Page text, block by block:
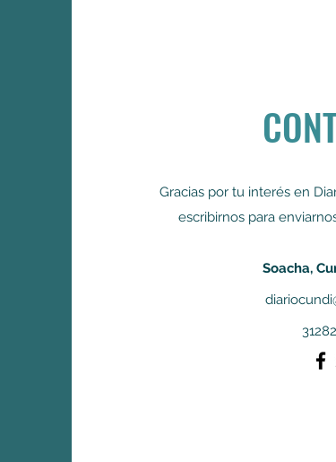
Gracias por tu interés en
escribirnos para
Soacha,